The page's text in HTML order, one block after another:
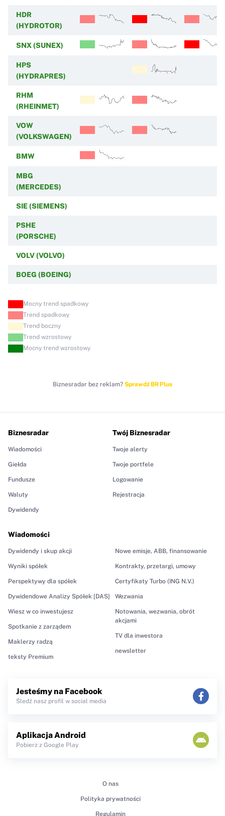
HDR
(HYDROTOR)
SNX (SUNEX)
HPS
(HYDRAPRES)
RHM
(RHEINMET)
VOW
(VOLKSWAGEN)
BMW
MBG
(MERCEDES)
SIE (SIEMENS)
PSHE
(PORSCHE)
VOLV (VOLVO)
BOEG (BOEING)
Mocny trend spadkowy
Trend spadkowy
Trend boczny
Trend wzrostowy
Mocny trend wzrostowy
Biznesradar bez reklam? Sprawdź BR Plus
Biznesradar
Wiadomości
Giełda
Fundusze
Waluty
Dywidendy
Wiadomości
Dywidendy i skup akcji
Wyniki spółek
Perspektywy dla spółek
Dywidendowe Analizy Spółek [DAS]
Wiesz w co inwestujesz
Spotkanie z zarządem
Maklerzy radzą
teksty Premium
Nowe emisje, ABB, finansowanie
Kontrakty, przetargi, umowy
Certyfikaty Turbo (ING N.V.)
Wezwania
Notowania, wezwania, obrót
akcjami
TV dla inwestora
newsletter
Twój Biznesradar
Twoje alerty
Twoje portfele
Logowanie
Rejestracja
Jesteśmy na Facebook
Śledź nasz profil w social media
Aplikacja Android
Pobierz z Google Play
O nas
Polityka prywatności
Regulamin